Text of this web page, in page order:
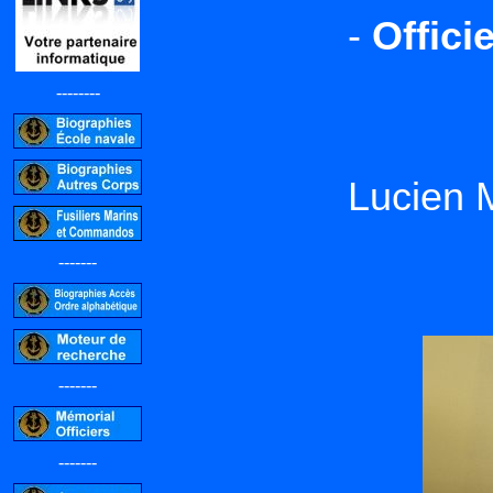
--------
-------
-------
-------
-
Lucien